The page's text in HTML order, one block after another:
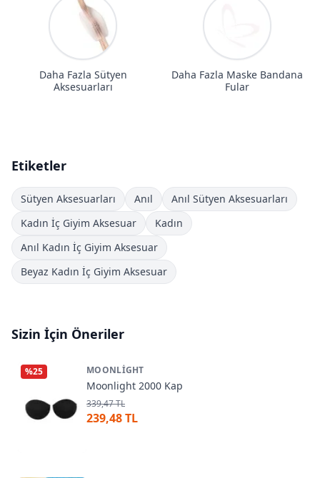
Daha Fazla Sütyen
Aksesuarları
Daha Fazla Maske Bandana
Fular
Etiketler
Sütyen Aksesuarları Anıl
Anıl Sütyen Aksesuarları
Kadın İç Giyim Aksesuar
Kadın
Anıl Kadın İç Giyim Aksesuar
Beyaz Kadın İç Giyim Aksesuar
Sizin İçin Öneriler
%25 MOONLIGHT
Moonlight 2000 Kap
339,47 TL
239,48 TL